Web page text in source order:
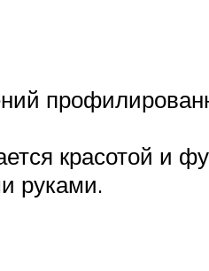
красотой и
руками.